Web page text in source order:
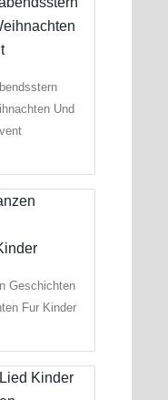
Und
Geschichten
Fur Kinder